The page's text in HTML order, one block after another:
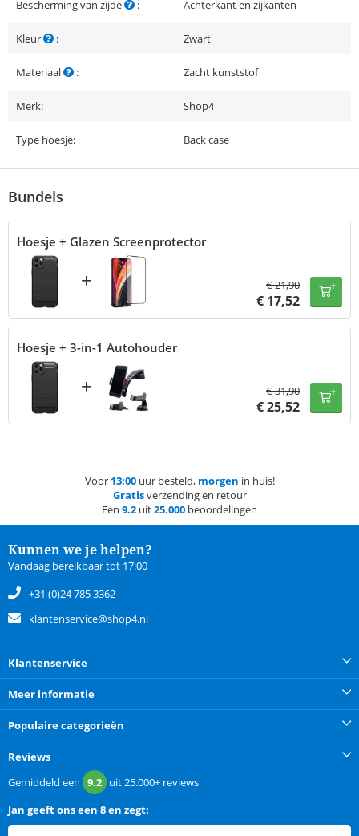
Bescherming van zijde : Achterkant en zijkanten
Kleur : Zwart
Materiaal : Zacht kunststof
Merk: Shop4
Type hoesje: Back case
Bundels
Hoesje + Glazen Screenprotector
+ €21,90
€ 17,52
Hoesje + 3-in-1 Autohouder
+ €31,90
€25,52
Voor 13:00uur besteld, morgen in huis!
Gratisverzending en retour
Een 9.2 uit25.000 beoordelingen
Kunnen we je helpen?
Vandaag bereikbaar tot 17:00
+31 (0)24 785 3362
klantenservice@shop4.nl
Klantenservice
Meer informatie
Populaire categorieën
Reviews
Gemiddeld een 9.2 uit25.000+ reviews
Jan geeft ons een 8 en zegt: